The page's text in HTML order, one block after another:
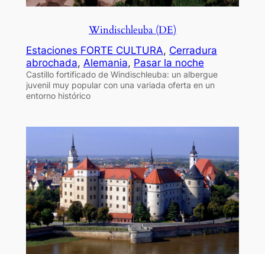
Windischleuba (DE)
Estaciones FORTE CULTURA, Cerradura
abrochada, Alemania, Pasar la noche
Castillo fortificado de Windischleuba: un albergue
juvenil muy popular con una variada oferta en un
entorno histórico